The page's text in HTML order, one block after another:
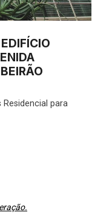
Residencial para